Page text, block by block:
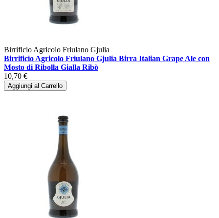
Birrificio Agricolo Friulano Gjulia
Birrificio Agricolo Friulano Gjulia Birra Italian Grape Ale con
Mosto di Ribolla Gialla Ribò
10,70 €
Aggiungi al Carrello